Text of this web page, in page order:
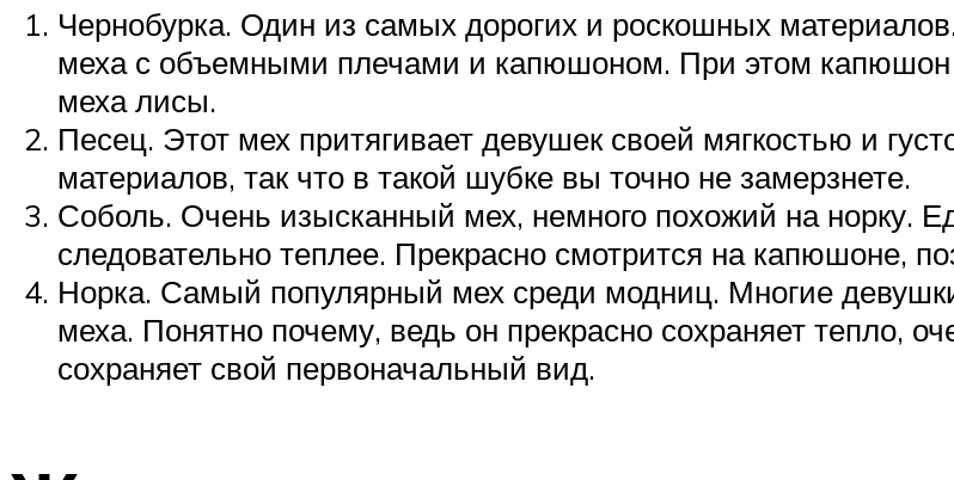
Чернобурка. Один из самых дорогих и роскошных
меха с объемными плечами и капюшоном. При этом
меха лисы.
Песец. Этот мех притягивает девушек своей мягкостью и
материалов, так что в такой шубке вы точно не замерзнете.
Соболь. Очень изысканный мех, немного похожий на норку.
следовательно теплее. Прекрасно смотрится на капюшоне,
Норка. Самый популярный мех среди модниц. Многие
меха. Понятно почему, ведь он прекрасно сохраняет тепло,
сохраняет свой первоначальный вид.